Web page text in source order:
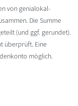
von genialokal-
Die Summe
(und ggf. gerundet).
überprüft. Eine
möglich.